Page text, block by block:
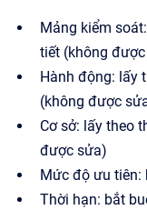
Mảng kiểm
tiết (không
Hành động: lấy
(không được
Cơ sở: lấy theo
được sửa)
Mức độ ưu tiên:
Thời hạn: bắt